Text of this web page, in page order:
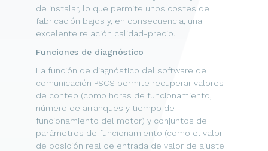
de instalar, lo que permite unos costes de
fabricación bajos y, en consecuencia, una
excelente relación calidad-precio.
Funciones de diagnóstico
La función de diagnóstico del software de
comunicación PSCS permite recuperar valores
de conteo (como horas de funcionamiento,
número de arranques y tiempo de
funcionamiento del motor) y conjuntos de
parámetros de funcionamiento (como el valor
de posición real de entrada de valor de ajuste